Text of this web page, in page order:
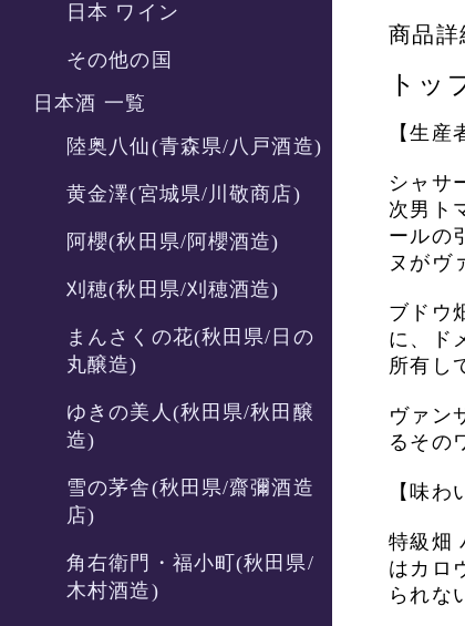
日本 ワイン
その他の国
日本酒 一覧
陸奥八仙(青森県/八戸酒造)
黄金澤(宮城県/川敬商店)
阿櫻(秋田県/阿櫻酒造)
刈穂(秋田県/刈穂酒造)
まんさくの花(秋田県/日の
丸醸造)
ゆきの美人(秋田県/秋田醸
造)
雪の茅舎(秋田県/齋彌酒造
店)
角右衛門・福小町(秋田県/
木村酒造)
商品詳
トッ
【生産
シャサ
次男ト
ールの
ヌがヴ
ブドウ
に、ド
所有し
ヴァン
るその
【味わ
特級畑
はカロ
られな